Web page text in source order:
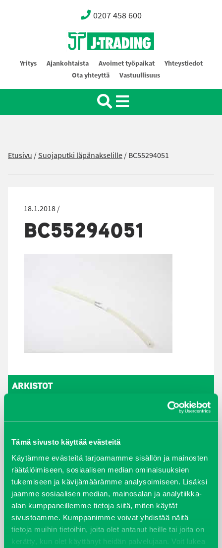
Tämä sivusto käyttää evästeitä
Käytämme evästeitä tarjoamamme sisällön ja mainosten
räätälöimiseen, sosiaalisen median ominaisuuksien
tukemiseen ja kävijämäärämme analysoimiseen. Lisäksi
jaamme sosiaalisen median, mainosalan ja analytiikka-
alan kumppaneillemme tietoja siitä, miten käytät
sivustoamme. Kumppanimme voivat yhdistää näitä
tietoja muihin tietoihin, joita olet antanut heille tai joita on
kerätty, kun olet käyttänyt heidän palvelujaan. Voit lukea
0207 458 600
Oy J-Trading Ab
Yritys Ajankohtaista Avoimet työpaikat
Yhteystiedot
Ota yhteyttä
Vastuullisuus
Etusivu /Suojaputki läpänakselille/BC55294051
18.1.2018 /
BC55294051
ARKISTOT
syyskuu 2023
joulukuu 2022
huhtikuu 2022
helmikuu 2022